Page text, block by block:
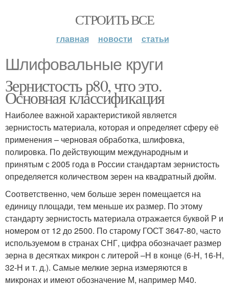
СТРОИТЬ ВСЕ
главная новости статьи
Шлифовальные круги
Зернистость р80, что это.
Основная классификация
Наиболее важной характеристикой является
зернистость материала, которая и определяет сферу её
применения – черновая обработка, шлифовка,
полировка. По действующим международным и
принятым с 2005 года в России стандартам зернистость
определяется количеством зерен на квадратный дюйм.
Соответственно, чем больше зерен помещается на
единицу площади, тем меньше их размер. По этому
стандарту зернистость материала отражается буквой Р и
номером от 12 до 2500. По старому ГОСТ 3647-80, часто
используемом в странах СНГ, цифра обозначает размер
зерна в десятках микрон с литерой –Н в конце (6-Н, 16-Н,
32-Н и т. д.). Самые мелкие зерна измеряются в
микронах и имеют обозначение М, например М40.